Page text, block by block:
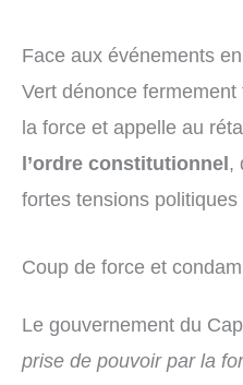
Face aux événements
Vert dénonce
la force et appelle au
l’ordre constitutionnel,
fortes tensions
Coup de force et
Le gouvernement du
prise de pouvoir par la